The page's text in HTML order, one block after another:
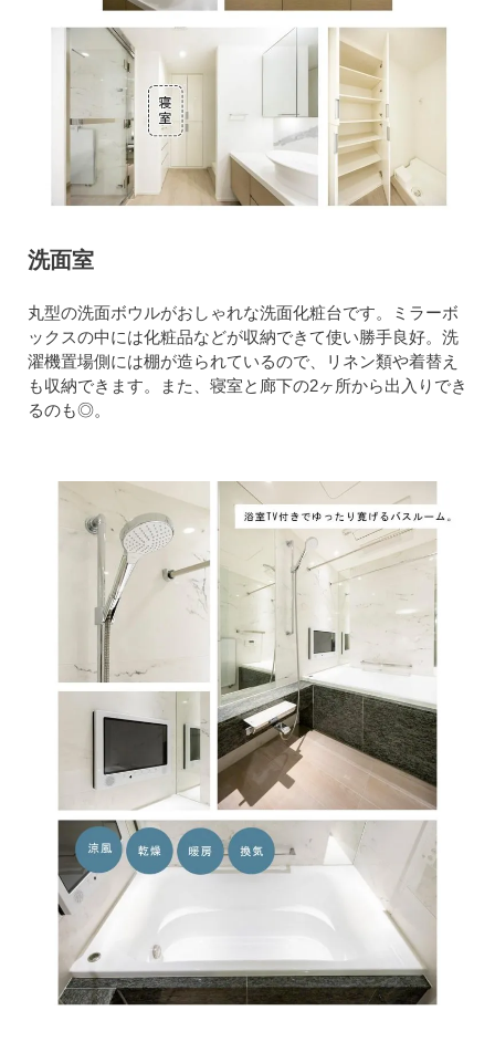
洗面室
丸型の洗面ボウルがおしゃれな洗面化粧台です。ミラーボ
ックスの中には化粧品などが収納できて使い勝手良好。洗
濯機置場側には棚が造られているので、リネン類や着替え
も収納できます。また、寝室と廊下の2ヶ所から出入りでき
るのも◎。